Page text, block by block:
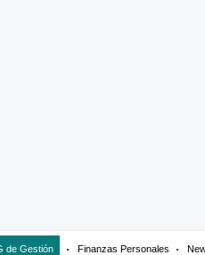
de Gestión Finanzas Personales